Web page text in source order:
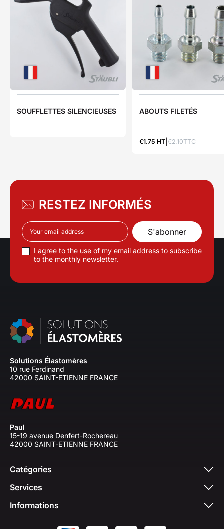
SOUFFLETTES SILENCIEUSES ABOUTS FILETÉS
€1.75 HT €2.10TTC
RESTEZ INFORMÉS
I agree to the use of my email address to subscribe
to the monthly newsletter.
Solutions Élastomères
10 rue Ferdinand
42000 SAINT-ETIENNE FRANCE
Paul
15-19 avenue Denfert-Rochereau
42000 SAINT-ETIENNE FRANCE
Catégories
Services
Informations